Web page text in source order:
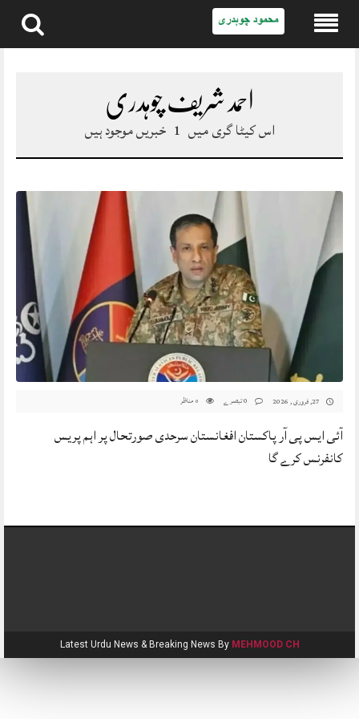
Skip
احمد شریف چوہدری
اس کیٹا گری میں 1 خبریں موجود ہیں
27, فروری , 2026 0 مناظر
آئی ایس پی آر پاکستان افغانستان سرحدی صورتحال پر اہم پریس
کانفرنس کرے گا
Latest Urdu News & Breaking News By MEHMOOD CH